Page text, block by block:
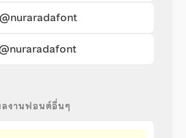
@nuraradafont
งานฟอนต์อื่นๆ